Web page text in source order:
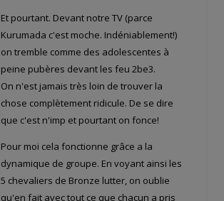
Et pourtant. Devant notre TV (parce
Kurumada c'est moche. Indéniablement!)
on tremble comme des adolescentes à
peine pubères devant les feu 2be3.
On n'est jamais très loin de trouver la
chose complètement ridicule. De se dire
que c'est n'imp et pourtant on fonce!
Pour moi cela fonctionne grâce a la
dynamique de groupe. En voyant ainsi les
5 chevaliers de Bronze lutter, on oublie
qu'en fait avec tout ce que chacun a pris